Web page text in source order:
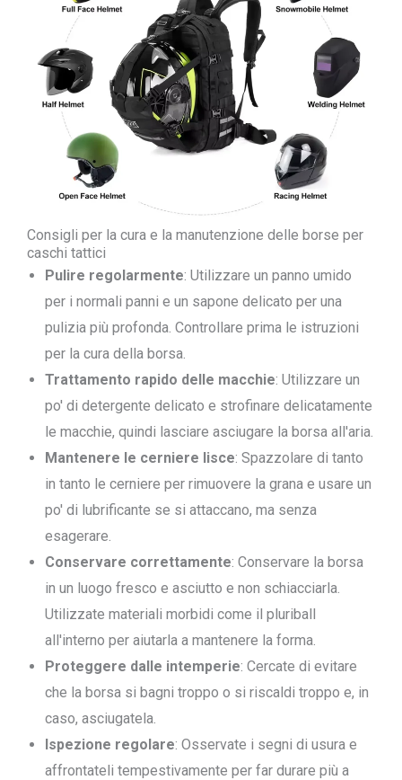
Consigli per la cura e la manutenzione delle borse per
caschi tattici
Pulire regolarmente: Utilizzare un panno umido
per i normali panni e un sapone delicato per una
pulizia più profonda. Controllare prima le istruzioni
per la cura della borsa.
Trattamento rapido delle macchie: Utilizzare un
po' di detergente delicato e strofinare delicatamente
le macchie, quindi lasciare asciugare la borsa all'aria.
Mantenere le cerniere lisce: Spazzolare di tanto
in tanto le cerniere per rimuovere la grana e usare un
po' di lubrificante se si attaccano, ma senza
esagerare.
Conservare correttamente: Conservare la borsa
in un luogo fresco e asciutto e non schiacciarla.
Utilizzate materiali morbidi come il pluriball
all'interno per aiutarla a mantenere la forma.
Proteggere dalle intemperie: Cercate di evitare
che la borsa si bagni troppo o si riscaldi troppo e, in
caso, asciugatela.
Ispezione regolare: Osservate i segni di usura e
affrontateli tempestivamente per far durare più a